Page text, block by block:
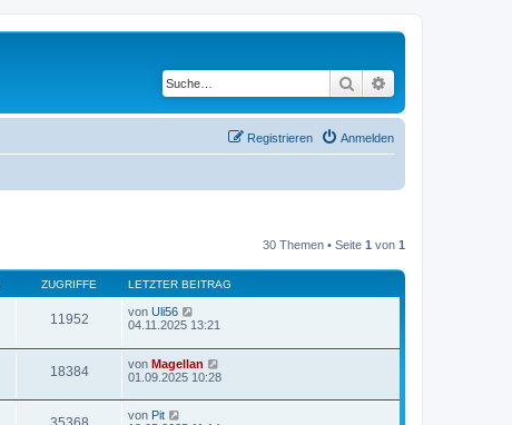
Suche
Anmelden
Registrieren
30 Themen • Seite 1 von 1
ZUGRIFFE LETZTER BEITRAG
11952 von Uli56
04.11.2025 13:21
18384 von Magellan
01.09.2025 10:28
von Pit